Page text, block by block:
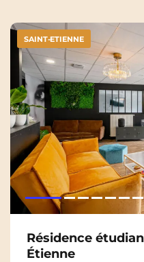
SAINT-ETIENNE
Résidence
Étienne